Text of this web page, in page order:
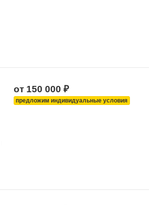
от 150 000 ₽
предложим индивидуальные условия